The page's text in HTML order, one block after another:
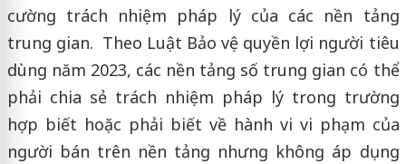
cường trách nhiệm pháp lý của các nền tảng
trung gian. Theo Luật Bảo vệ quyền lợi người tiêu
dùng năm 2023, các nền tảng số trung gian có thể
phải chia sẻ trách nhiệm pháp lý trong trường
hợp biết hoặc phải biết về hành vi vi phạm của
người bán trên nền tảng nhưng không áp dụng